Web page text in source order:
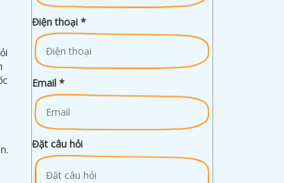
Điện thoại *
Email *
Đặt câu hỏi